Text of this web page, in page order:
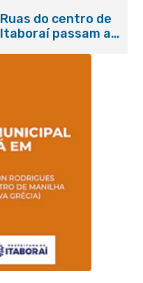
Ruas do centro de
Itaboraí passam a